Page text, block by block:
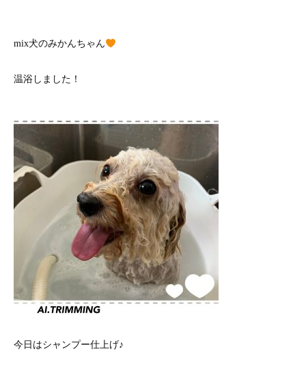
mix犬のみかんちゃん
温浴しました！
今日はシャンプー仕上げ♪